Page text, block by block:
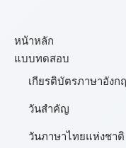
หน้าหลัก
แบบทดสอบ
เกียรติบัตรภาษาอังก
วันสำคัญ
วันภาษาไทยแห่งชาติ